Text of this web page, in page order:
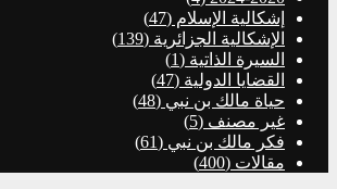
إشكالية الإسلام (47)
الإشكالية الجزائرية (139)
السيرة الذاتية (1)
القضايا الدولية (47)
حياة مالك بن نبي (48)
غير مصنف (5)
فكر مالك بن نبي (61)
مقالات (400)